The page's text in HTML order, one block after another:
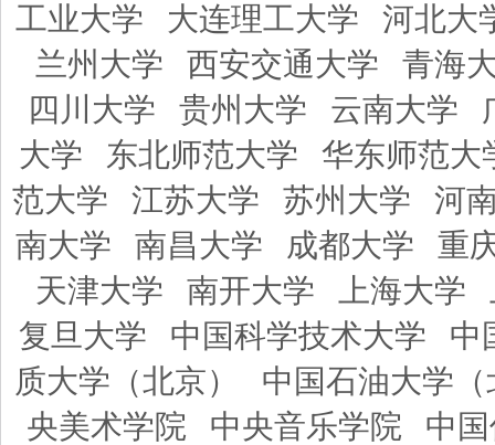
工业大学
大连理工大学
河北大
兰州大学
西安交通大学
青海
四川大学
贵州大学 云南大学
大学
东北师范大学
华东师范大
范大学
江苏大学 苏州大学
河
南大学
南昌大学 成都大学
重
天津大学
南开大学 上海大学
复旦大学
中国科学技术大学
中
质大学（北京）
中国石油大学（
央美术学院
中央音乐学院
中